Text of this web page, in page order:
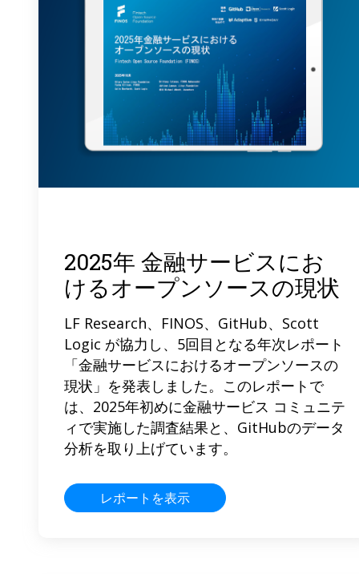
2025年 金融サービスにお
けるオープンソースの現状
LF Research、FINOS、GitHub、Scott
Logic が協力し、5回目となる年次レポート
「金融サービスにおけるオープンソースの
現状」を発表しました。このレポートで
は、2025年初めに金融サービス コミュニテ
ィで実施した調査結果と、GitHubのデータ
分析を取り上げています。
レポートを表示